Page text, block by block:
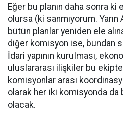
Eğer bu planın daha sonra
olursa (ki sanmıyorum. Yarın
bütün planlar yeniden ele
diğer komisyon ise, bundan
İdari yapının kurulması,
uluslararası ilişkiler bu
komisyonlar arası
olarak her iki komisyonda
olacak.